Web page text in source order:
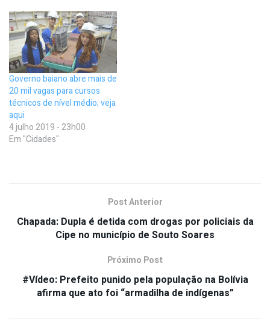
Governo baiano abre mais de
20 mil vagas para cursos
técnicos de nível médio; veja
aqui
4 julho 2019 - 23h00
Em "Cidades"
Post Anterior
Chapada: Dupla é detida com drogas por policiais da
Cipe no município de Souto Soares
Próximo Post
#Vídeo: Prefeito punido pela população na Bolívia
afirma que ato foi “armadilha de indígenas”